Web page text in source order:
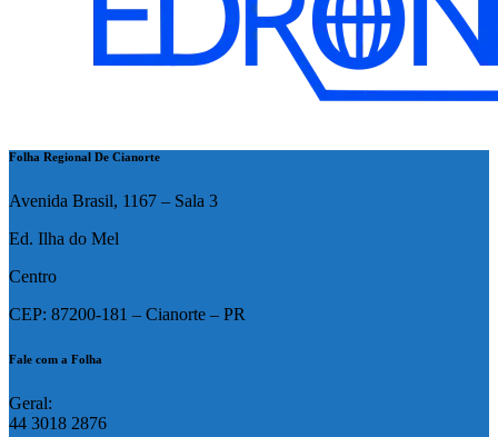
Folha Regional De Cianorte
Avenida Brasil, 1167 – Sala 3
Ed. Ilha do Mel
Centro
CEP: 87200-181 – Cianorte – PR
Fale com a Folha
Geral:
44 3018 2876